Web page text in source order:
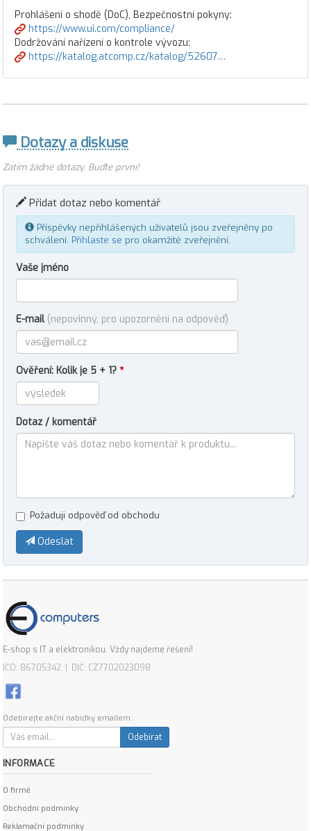
Prohlášení o shodě (DoC), Bezpečnostní pokyny:
https://www.ui.com/compliance/
Dodržování nařízení o kontrole vývozu:
https://katalog.atcomp.cz/katalog/52607…
Dotazy a diskuse
Zatím žádné dotazy. Buďte první!
Přidat dotaz nebo komentář
Příspěvky nepřihlášených uživatelů jsou zveřejněny po
schválení. Přihlaste se pro okamžité zveřejnění.
Vaše jméno
E-mail (nepovinný, pro upozornění na odpověď)
Ověření: Kolik je 5 + 1? *
Dotaz / komentář
Požaduji odpověď od obchodu
Odeslat
E-shop s IT a elektronikou. Vždy najdeme řešení!
IČO: 86705342 | DIČ: CZ7702023098
Odebírejte akční nabídky emailem:
Odebírat
INFORMACE
O firmě
Obchodní podmínky
Reklamační podmínky